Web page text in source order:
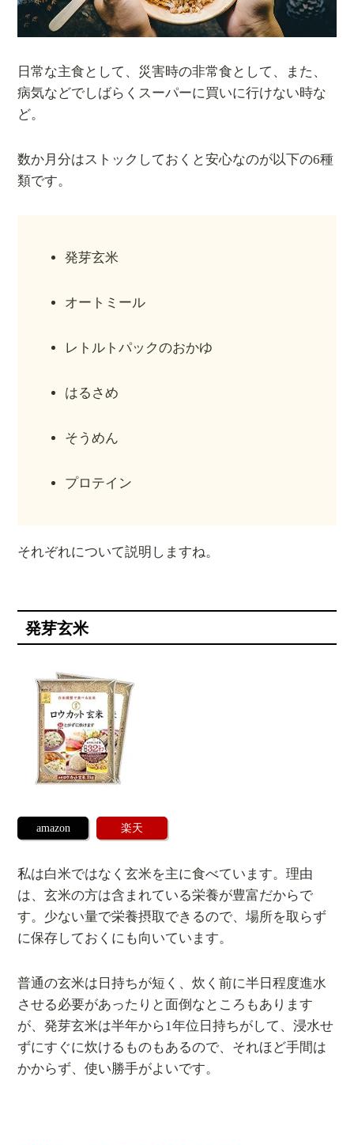
日常な主食として、災害時の非常食として、また、
病気などでしばらくスーパーに買いに行けない時な
ど。
数か月分はストックしておくと安心なのが以下の6種
類です。
発芽玄米
オートミール
レトルトパックのおかゆ
はるさめ
そうめん
プロテイン
それぞれについて説明しますね。
発芽玄米
amazon 楽天
私は白米ではなく玄米を主に食べています。理由
は、玄米の方は含まれている栄養が豊富だからで
す。少ない量で栄養摂取できるので、場所を取らず
に保存しておくにも向いています。
普通の玄米は日持ちが短く、炊く前に半日程度進水
させる必要があったりと面倒なところもあります
が、発芽玄米は半年から1年位日持ちがして、浸水せ
ずにすぐに炊けるものもあるので、それほど手間は
かからず、使い勝手がよいです。